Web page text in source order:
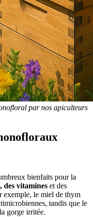
par nos apiculteurs
bienfaits pour la
des vitamines et des
exemple, le miel de thym
tandis que le
gorge irritée.